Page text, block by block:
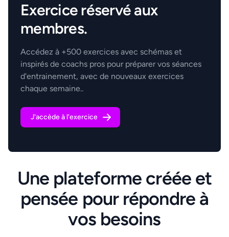
Exercice réservé aux
membres.
Accédez à +500 exercices avec schémas et
inspirés de coachs pros pour préparer vos séances
d'entrainement, avec de nouveaux exercices
chaque semaine..
J'accède à l'exercice
Une plateforme créée et
pensée pour répondre à
vos besoins